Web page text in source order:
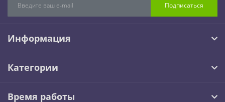
Подписаться
Информация
Категории
Время работы